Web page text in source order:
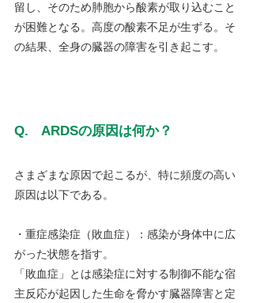
留し、そのため肺胞から酸素が取り込むこと
が困難となる。高度の酸素不足が生ずる。そ
の結果、全身の臓器の障害を引き起こす。
Q.　ARDSの原因は何か？
さまざまな原因で起こるが、特に頻度の高い
原因は以下である。
・重症感染症（敗血症）：感染が身体中に広
がった状態を指す。
「敗血症」とは感染症に対する制御不能な宿
主反応が起因した生命を脅かす臓器障害と定